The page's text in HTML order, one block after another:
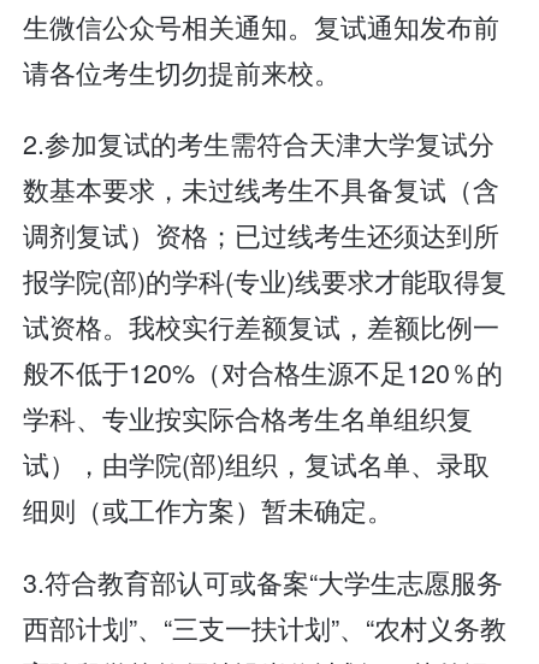
生微信公众号相关通知。复试通知发布前
请各位考生切勿提前来校。
2.参加复试的考生需符合天津大学复试分
数基本要求，未过线考生不具备复试（含
调剂复试）资格；已过线考生还须达到所
报学院(部)的学科(专业)线要求才能取得复
试资格。我校实行差额复试，差额比例一
般不低于120%（对合格生源不足120％的
学科、专业按实际合格考生名单组织复
试），由学院(部)组织，复试名单、录取
细则（或工作方案）暂未确定。
3.符合教育部认可或备案“大学生志愿服务
西部计划”、“三支一扶计划”、“农村义务教